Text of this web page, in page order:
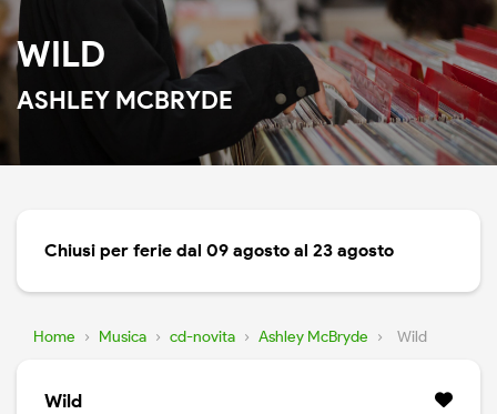
WILD
ASHLEY MCBRYDE
Chiusi per ferie dal 09 agosto al 23 agosto
Home › Musica › cd-novita › Ashley McBryde › Wild
Wild